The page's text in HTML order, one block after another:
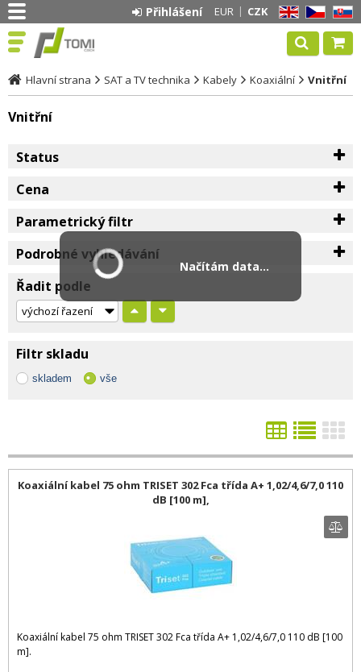
EN CZ SK
EUR CZK
Přihlášení
Hlavní strana SAT a TV technika Kabely Koaxiální Vnitřní
Vnitřní
Status
Cena
Parametrický filtr
Podrobné vyhledávání
Řadit podle
Filtr skladu
skladem vše
Koaxiální kabel 75 ohm TRISET 302 Fca třída A+ 1,02/4,6/7,0 110
dB [100 m],
Koaxiální kabel 75 ohm TRISET 302 Fca třída A+ 1,02/4,6/7,0 110 dB [100
m].
Načítám data...